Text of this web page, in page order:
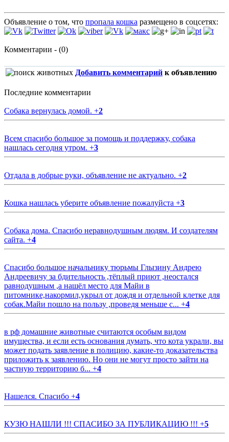
Объявление о том, что пропала кошка размещено в соцсетях:
Комментарии - (0)
Добавить комментарий к объявлению
Последние комментарии
Собака вернулась домой. +2
Всем спасибо большое за помощь и поддержку, собака
нашлась сегодня утром. +3
Отдала в добрые руки, объявление не актуально. +2
Кошка нашлась уберите объявление пожалуйста +3
Собака дома. Спасибо неравнодушным людям. И создателям
сайта. +4
Спасибо большое начальнику тюрьмы Глызину Андрею
Андреевичу за бдительность ,тёплый приют ,неостался
равнодушным ,а нашёл место для Майи в
питомнике,накормил,укрыл от дождя и отдельной клетке для
собак.Майи пошло на пользу ,проведя меньше с... +4
в рф домашние животные считаются особым видом
имущества, и если есть основания думать, что кота украли, вы
может подать заявление в полицию, какие-то доказательства
приложить к заявлению. Но они не могут просто зайти на
частную территорию б... +4
Нашелся. Спасибо +4
КУЗЮ НАШЛИ !!! СПАСИБО ЗА ПУБЛИКАЦИЮ !!! +5